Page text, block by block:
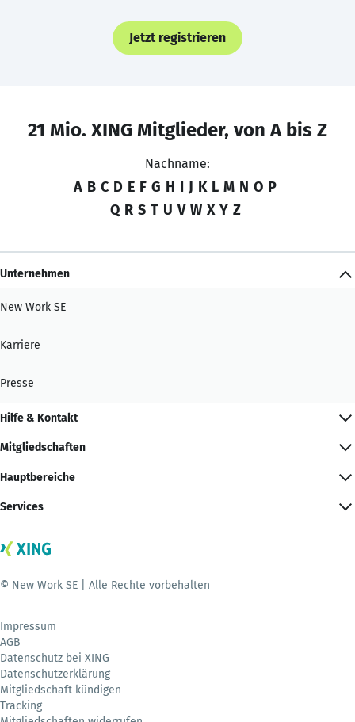
Jetzt registrieren
21 Mio. XING Mitglieder, von A bis Z
Nachname:
A B C D E F G H I J K L M N O P
Q R S T U V W X Y Z
Unternehmen
New Work SE
Karriere
Presse
Hilfe & Kontakt
Mitgliedschaften
Hauptbereiche
Services
© New Work SE | Alle Rechte vorbehalten
Impressum
AGB
Datenschutz bei XING
Datenschutzerklärung
Mitgliedschaft kündigen
Tracking